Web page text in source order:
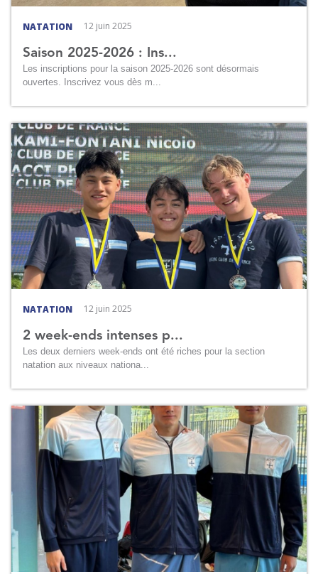
NATATION 12 juin 2025
Saison 2025-2026 : Ins...
Les inscriptions pour la saison 2025-2026 sont désormais
ouvertes. Inscrivez vous dès m...
NATATION 12 juin 2025
2 week-ends intenses p...
Les deux derniers week-ends ont été riches pour la section
natation aux niveaux nationa...